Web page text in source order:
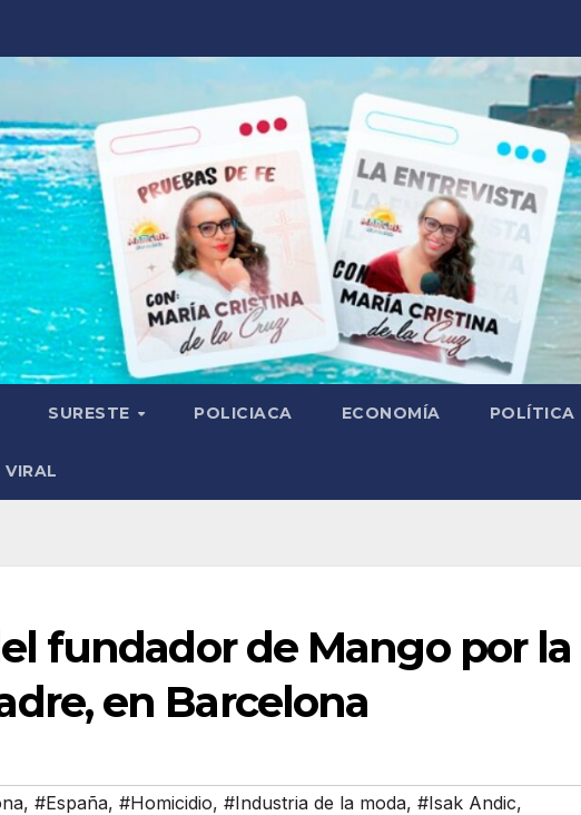
SURESTE POLICIACA ECONOMÍA POLÍTICA
VIRAL
fundador de Mango por la
en Barcelona
, #España, #Homicidio, #Industria de la moda, #Isak Andic,